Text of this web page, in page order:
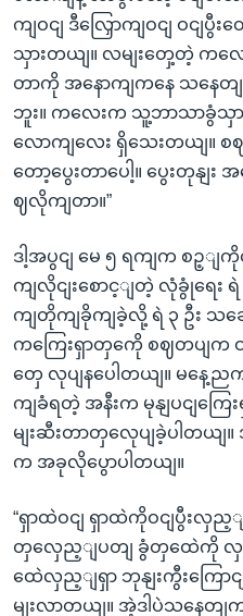
ကျဝငျ ဒီလြှောကျဝငျ ဝငျပွီ
သှားတယျ။ လမျးတှေ့တဲ့ ကလ
တာကို အနောကျကနေ သနေတ
ဘူး။ ကလေးက သူ့ဘာသာခွံသှ
လောကျလေး ရှိသေးတယျ။ စ
တော့ပွေးတာပေါ့။ ပွေးတုနျး
ဈလိုကျတာ။”
ဒါ့အပွငျ မေ ၅ ရကျက စဉ့
ကျလိုငျးစောင့ျတဲ့ လုံခွုံရေး
ကျတိုကျခိုကျခဲ့လို့ ရဲ ၃ ဦး သဆ
ကကြေးရှာတှကေို စဈတပျက ဝ
တှေ လုပျနပေါတယျ။ မနေ့
ကျခံရတဲ့ အနီးက မုနျပငျကြေ
မျးဆီးတာတှလေုပျခဲ့ပါတယျ
က အခုလိုပွောပါတယျ။
“ရှာထဲဝငျ ရှာထဲကိုဝငျပွီးလှ
တှလှေည့ျပတျ ခွံတှထေဲကို လှ
ထေဲလှည့ျရှာ ဘုနျးကွီးကြော
မျးလာတယျ။ အဲ့ဒါပဲသနေတျ